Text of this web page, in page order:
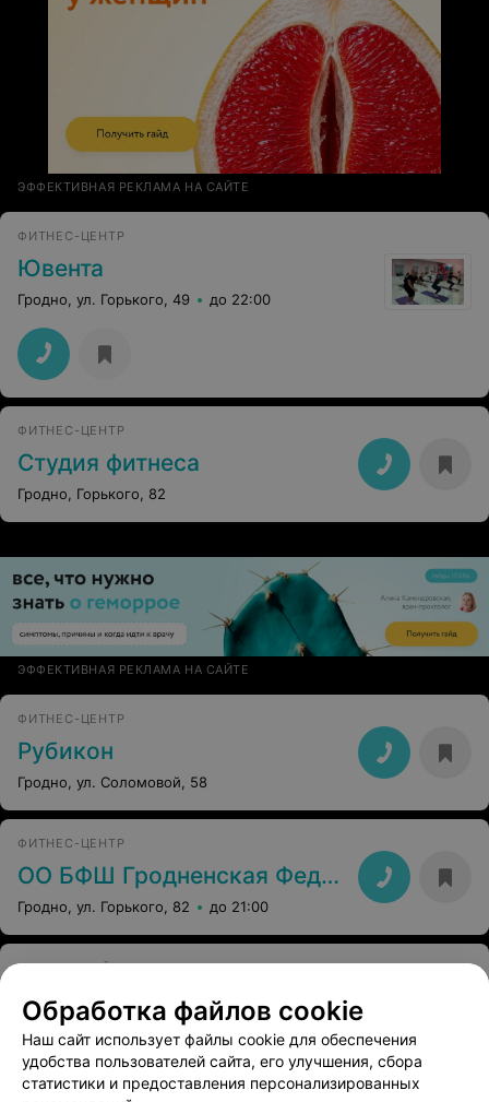
ЭФФЕКТИВНАЯ РЕКЛАМА НА САЙТЕ
ФИТНЕС-ЦЕНТР
Ювента
Гродно, ул. Горького, 49 до 22:00
ФИТНЕС-ЦЕНТР
Студия фитнеса
Гродно, Горького, 82
ЭФФЕКТИВНАЯ РЕКЛАМА НА САЙТЕ
ФИТНЕС-ЦЕНТР
Рубикон
Гродно, ул. Соломовой, 58
ФИТНЕС-ЦЕНТР
ОО БФШ Гродненская Федерация Шейпинга
Гродно, ул. Горького, 82 до 21:00
СПОРТИВНЫЙ КОМПЛЕКС
Неман
Гродно, Коммунальная, 3 до 22:00
ФИТНЕС-ЦЕНТРЫ
Обработка файлов cookie
Наш сайт использует файлы cookie для обеспечения
удобства пользователей сайта, его улучшения, сбора
статистики и предоставления персонализированных